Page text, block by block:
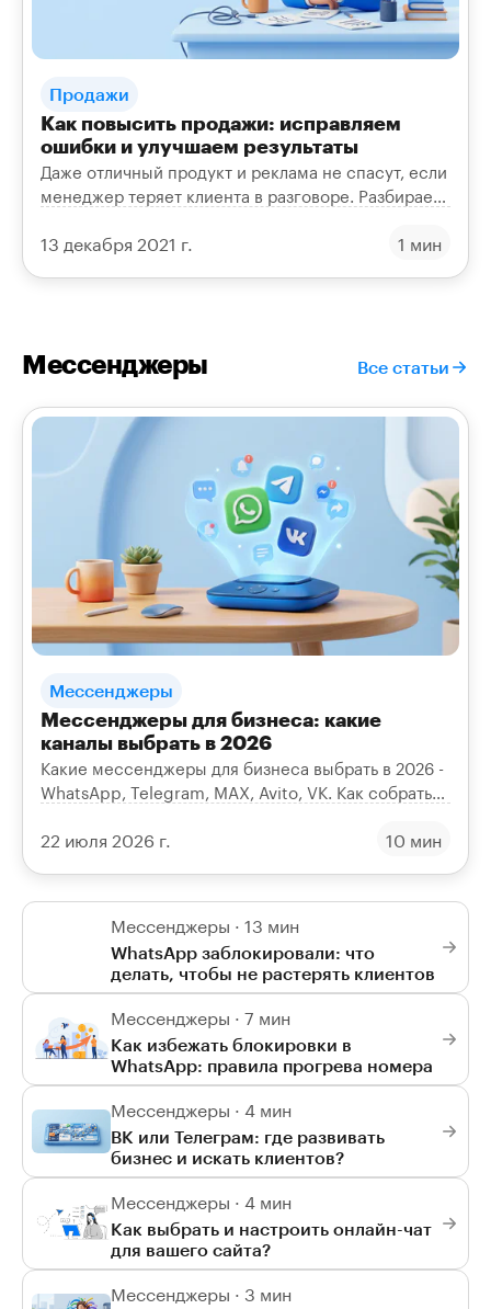
Продажи
Как повысить продажи: исправляем
ошибки и улучшаем результаты
Даже отличный продукт и реклама не спасут, если
менеджер теряет клиента в разговоре. Разбираем
результаты.
13 декабря 2021 г. 1 мин
Мессенджеры Все статьи
Мессенджеры
Мессенджеры для бизнеса: какие
каналы выбрать в 2026
Какие мессенджеры для бизнеса выбрать в 2026 -
WhatsApp, Telegram, MAX, Avito, VK. Как собрать
клиентов.
22 июля 2026 г. 10 мин
Мессенджеры · 13 мин
WhatsApp заблокировали: что
делать, чтобы не растерять клиентов
Мессенджеры · 7 мин
Как избежать блокировки в
WhatsApp: правила прогрева номера
Мессенджеры · 4 мин
ВК или Телеграм: где развивать
бизнес и искать клиентов?
Мессенджеры · 4 мин
Как выбрать и настроить онлайн-чат
для вашего сайта?
Мессенджеры · 3 мин